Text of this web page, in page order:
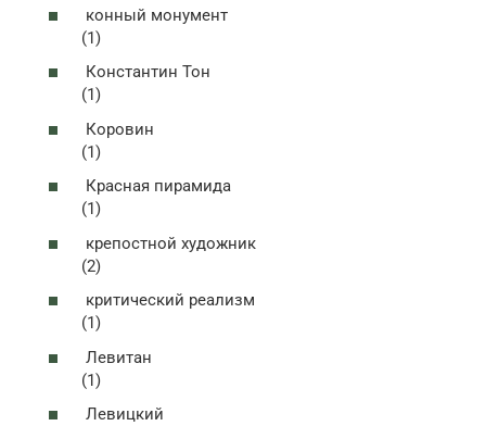
конный монумент
(1)
Константин Тон
(1)
Коровин
(1)
Красная пирамида
(1)
крепостной художник
(2)
критический реализм
(1)
Левитан
(1)
Левицкий